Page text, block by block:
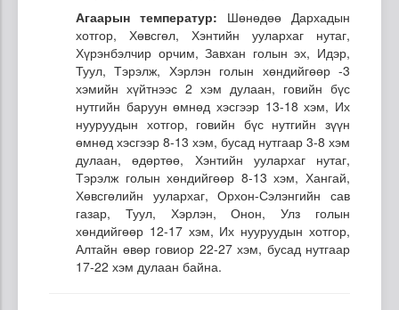
Агаарын температур: Шөнөдөө Дархадын
хотгор, Хөвсгөл, Хэнтийн уулархаг нутаг,
Хүрэнбэлчир орчим, Завхан голын эх, Идэр,
Туул, Тэрэлж, Хэрлэн голын хөндийгөөр -3
хэмийн хүйтнээс 2 хэм дулаан, говийн бүс
нутгийн баруун өмнөд хэсгээр 13-18 хэм, Их
нууруудын хотгор, говийн бүс нутгийн зүүн
өмнөд хэсгээр 8-13 хэм, бусад нутгаар 3-8 хэм
дулаан, өдөртөө, Хэнтийн уулархаг нутаг,
Тэрэлж голын хөндийгөөр 8-13 хэм, Хангай,
Хөвсгөлийн уулархаг, Орхон-Сэлэнгийн сав
газар, Туул, Хэрлэн, Онон, Улз голын
хөндийгөөр 12-17 хэм, Их нууруудын хотгор,
Алтайн өвөр говиор 22-27 хэм, бусад нутгаар
17-22 хэм дулаан байна.